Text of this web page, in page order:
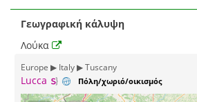
Γεωγραφική κάλυψη
Λούκα
Europe ▶ Italy ▶ Tuscany
Lucca Πόλη/χωριό/οικισμός